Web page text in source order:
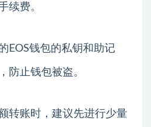
续费。
EOS钱包的私钥和助记
防止钱包被盗。
转账时，建议先进行少量